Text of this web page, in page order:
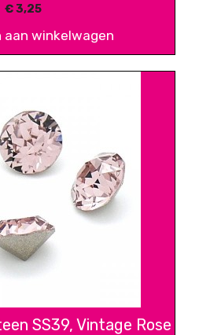
€3,25
aan winkelwagen
SS39, Vintage Rose